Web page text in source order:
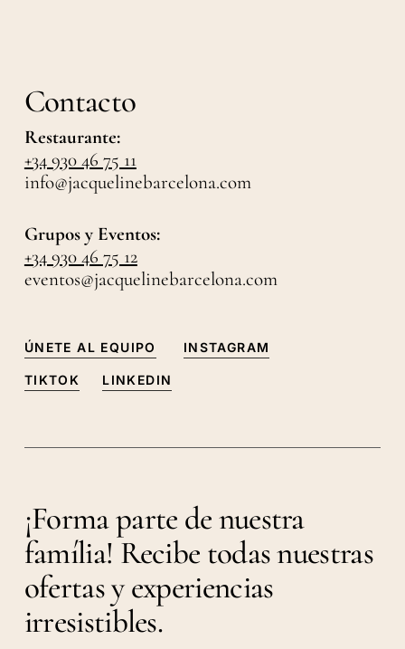
Contacto
Restaurante:
+34 930 46 75 11
info@jacquelinebarcelona.com
Grupos y Eventos:
+34 930 46 75 12
eventos@jacquelinebarcelona.com
ÚNETE AL EQUIPO INSTAGRAM
TIKTOK LINKEDIN
¡Forma parte de nuestra
família! Recibe todas nuestras
ofertas y experiencias
irresistibles.